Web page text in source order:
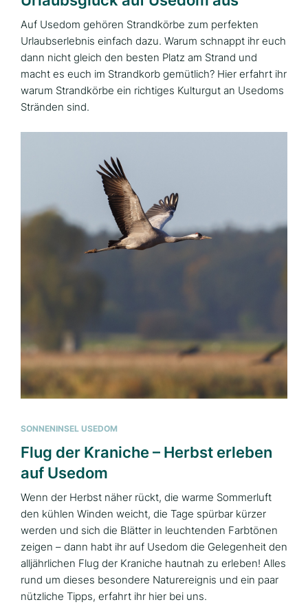
Auf Usedom gehören Strandkörbe zum perfekten
Urlaubserlebnis einfach dazu. Warum schnappt ihr euch
dann nicht gleich den besten Platz am Strand und
macht es euch im Strandkorb gemütlich? Hier erfahrt ihr
warum Strandkörbe ein richtiges Kulturgut an Usedoms
Stränden sind.
SONNENINSEL USEDOM
Flug der Kraniche – Herbst erleben
auf Usedom
Wenn der Herbst näher rückt, die warme Sommerluft
den kühlen Winden weicht, die Tage spürbar kürzer
werden und sich die Blätter in leuchtenden Farbtönen
zeigen – dann habt ihr auf Usedom die Gelegenheit den
alljährlichen Flug der Kraniche hautnah zu erleben! Alles
rund um dieses besondere Naturereignis und ein paar
nützliche Tipps, erfahrt ihr hier bei uns.